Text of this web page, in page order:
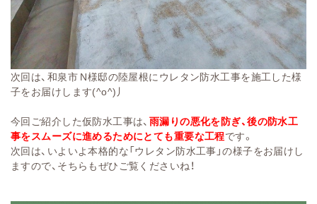
次回は、和泉市 N様邸の陸屋根にウレタン防水工事を施工した様
子をお届けします(^o^)丿
今回ご紹介した仮防水工事は、 雨漏りの悪化を防ぎ、後の防水工
事をスムーズに進めるためにとても重要な工程です。
次回は、いよいよ本格的な「ウレタン防水工事」の様子をお届けし
ますので、そちらもぜひご覧くださいね！